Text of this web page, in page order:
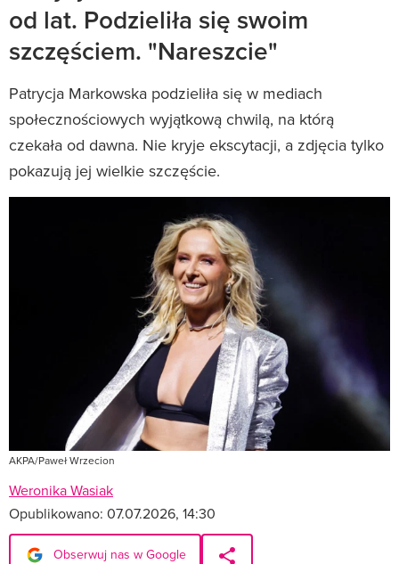
od lat. Podzieliła się swoim
szczęściem. "Nareszcie"
Patrycja Markowska podzieliła się w mediach
społecznościowych wyjątkową chwilą, na którą
czekała od dawna. Nie kryje ekscytacji, a zdjęcia tylko
pokazują jej wielkie szczęście.
AKPA/Paweł Wrzecion
Weronika Wasiak
Opublikowano: 07.07.2026, 14:30
Obserwuj nas w Google